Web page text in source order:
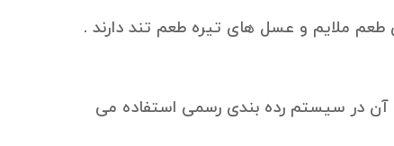
ملایم و عسل های تیره طعم تند دارند .
آن در سیستم رده بندی رسمی استفاده می